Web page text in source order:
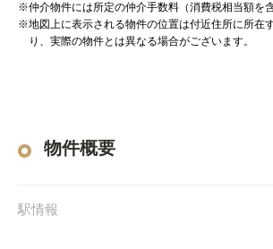
※仲介物件には所定の仲介手数料（消費税相当額を
※地図上に表示される物件の位置は付近住所に所在
り、実際の物件とは異なる場合がございます。
物件概要
駅情報